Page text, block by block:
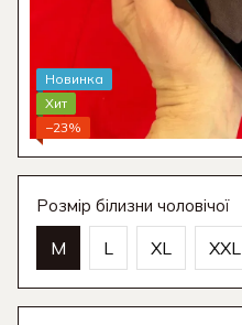
Новинка
Хит
−23%
Розмір білизни чоловічої
M L XL XXL